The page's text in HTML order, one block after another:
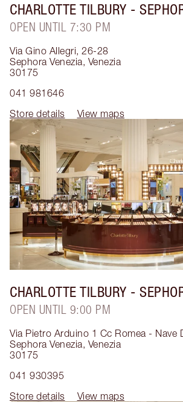
CHARLOTTE TILBURY -
OPEN UNTIL 7:30 PM
Via Gino Allegri, 26-28
Sephora Venezia, Venezia
30175
041 981646
Store details
View maps
CHARLOTTE TILBURY -
OPEN UNTIL 9:00 PM
Via Pietro Arduino 1 Cc Romea - Nave
Sephora Venezia, Venezia
30175
041 930395
Store details
View maps